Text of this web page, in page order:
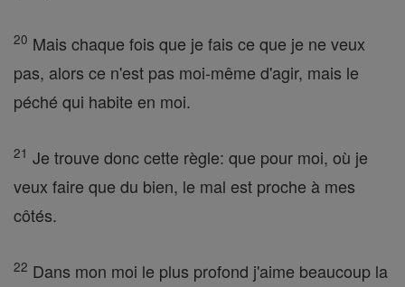
20 Mais chaque fois que je fais ce que je ne veux
pas, alors ce n'est pas moi-même d'agir, mais le
péché qui habite en moi.
21 Je trouve donc cette règle: que pour moi, où je
veux faire que du bien, le mal est proche à mes
côtés.
22 Dans mon moi le plus profond j'aime beaucoup la